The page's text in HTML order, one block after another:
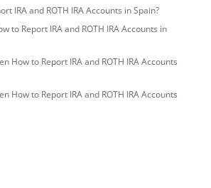
IRA and ROTH IRA Accounts in Spain?
to Report IRA and ROTH IRA Accounts in
en How to Report IRA and ROTH IRA Accounts
en How to Report IRA and ROTH IRA Accounts